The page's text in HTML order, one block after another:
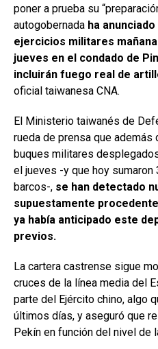
poner a prueba su
autogobernada ha
ejercicios militares
jueves en el condado de
incluirán fuego real de
oficial taiwanesa CNA.
El Ministerio taiwanés de
rueda de prensa que
buques militares
el jueves -y que hoy sumaron
barcos-, se han detectado
supuestamente
ya había anticipado este
previos.
La cartera castrense sigue
cruces de la línea media del
parte del Ejército chino, algo
últimos días, y aseguró que
Pekín en función del nivel de